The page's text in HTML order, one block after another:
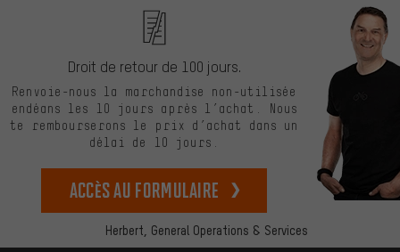
Herbert, General Operations & Services
Droit de retour de 100 jours.
Renvoie-nous la marchandise non-utilisée
endéans les 10 jours après l’achat. Nous
te rembourserons le prix d’achat dans un
délai de 10 jours.
Accès au formulaire